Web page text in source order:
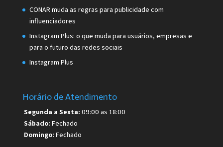
CONAR muda as regras para publicidade com
influenciadores
Instagram Plus: o que muda para usuários, empresas e
para o futuro das redes sociais
Instagram Plus
Horário de Atendimento
Segunda a Sexta: 09:00 as 18:00
Sábado: Fechado
Domingo: Fechado